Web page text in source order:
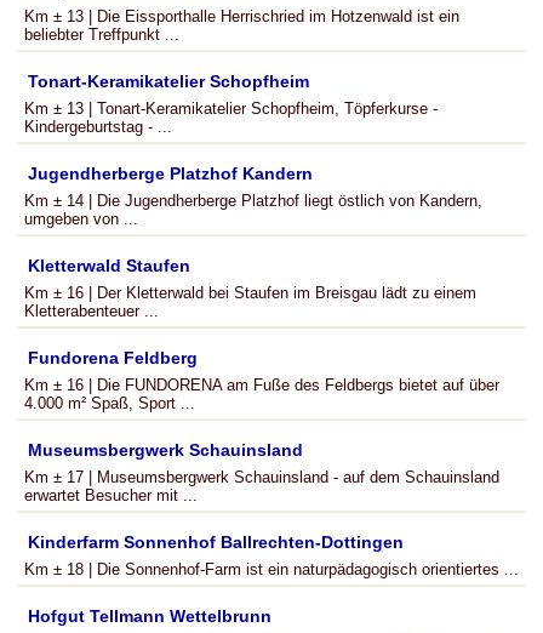
Km ± 13 | Die Eissporthalle Herrischried im Hotzenwald ist ein
beliebter Treffpunkt ...
Tonart-Keramikatelier Schopfheim
Km ± 13 | Tonart-Keramikatelier Schopfheim, Töpferkurse -
Kindergeburtstag - ...
Jugendherberge Platzhof Kandern
Km ± 14 | Die Jugendherberge Platzhof liegt östlich von Kandern,
umgeben von ...
Kletterwald Staufen
Km ± 16 | Der Kletterwald bei Staufen im Breisgau lädt zu einem
Kletterabenteuer ...
Fundorena Feldberg
Km ± 16 | Die FUNDORENA am Fuße des Feldbergs bietet auf über
4.000 m² Spaß, Sport ...
Museumsbergwerk Schauinsland
Km ± 17 | Museumsbergwerk Schauinsland - auf dem Schauinsland
erwartet Besucher mit ...
Kinderfarm Sonnenhof Ballrechten-Dottingen
Km ± 18 | Die Sonnenhof-Farm ist ein naturpädagogisch orientiertes ...
Hofgut Tellmann Wettelbrunn